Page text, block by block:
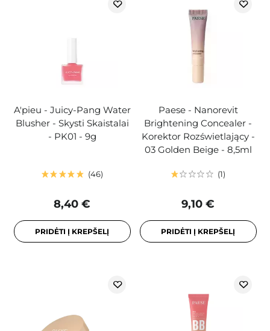
A'pieu - Juicy-Pang Water
Blusher - Skysti Skaistalai
- PK01 - 9g
46
8,40 €
PRIDĖTI Į KREPŠELĮ
Paese - Nanorevit
Brightening Concealer -
Korektor Rozświetlający -
03 Golden Beige - 8,5ml
1
9,10 €
PRIDĖTI Į KREPŠELĮ